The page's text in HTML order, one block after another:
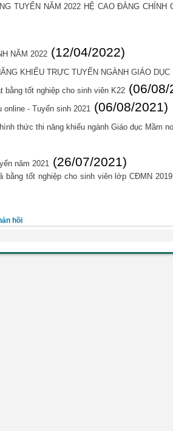
TUYỂN NĂM 2022 HỆ CAO ĐẲNG CHÍNH
NĂM 2022 (12/04/2022)
KHIẾU TRỰC TUYẾN NGÀNH GIÁO DỤC
bằng tốt nghiệp cho sinh viên K22 (06/08/
online - Tuyển sinh 2021 (06/08/2021)
thức thi năng khiếu ngành Giáo dục Mầm
năm 2021 (26/07/2021)
bằng tốt nghiệp cho sinh viên lớp CĐMN
hồi